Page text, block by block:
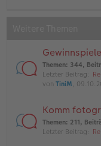
Themen: 344,
Letzter Beitrag:
von TiniM,
Komm
Themen: 211,
Letzter Beitrag: